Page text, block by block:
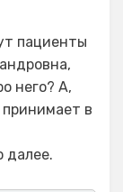
пациенты
него? А,
в
далее.